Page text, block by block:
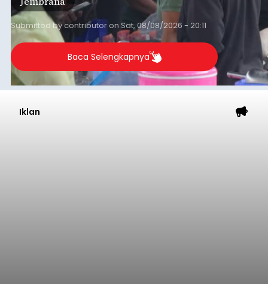
Submitted bycontributoron Sat, 08/08/2026 - 20:11
Baca Selengkapnya
Iklan